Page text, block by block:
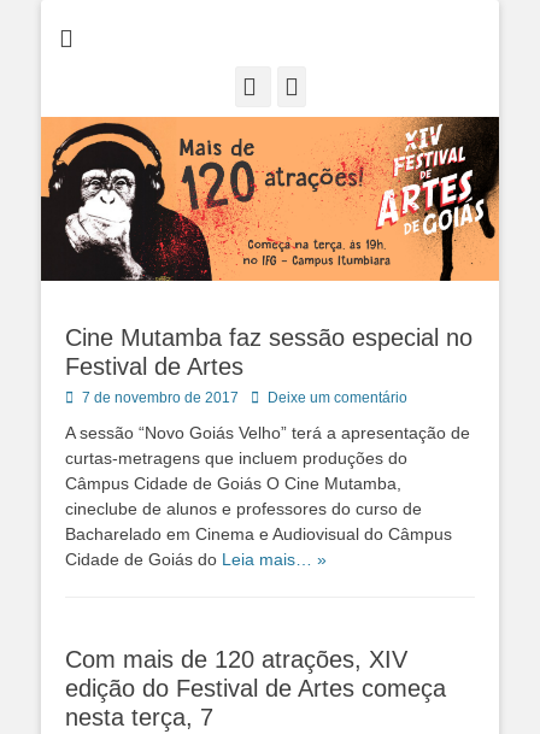
Câmpus Itumbiara
Facebook
Cine Mutamba faz sessão especial no
Festival de Artes
Posted
7 de novembro de 2017 Deixe um comentário
A sessão “Novo Goiás Velho” terá a apresentação de
curtas-metragens que incluem produções do
Câmpus Cidade de Goiás O Cine Mutamba,
cineclube de alunos e professores do curso de
Bacharelado em Cinema e Audiovisual do Câmpus
Cidade de Goiás do Leia mais… »
Com mais de 120 atrações, XIV
edição do Festival de Artes começa
nesta terça, 7